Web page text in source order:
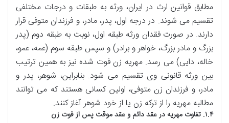
مطابق قوانین ارث در ایران، ورثه به طبقات و درجات مختلفی
تقسیم می شوند. در درجه اول، پدر، مادر، و فرزندان متوفی قرار
دارند. در صورت فقدان ورثه طبقه اول، نوبت به طبقه دوم (پدر
بزرگ و مادر بزرگ، خواهر و برادر) و سپس طبقه سوم (عمه، عمو،
خاله، دایی) می رسد. مهریه زن فوت شده نیز به همین ترتیب
بین ورثه قانونی وی تقسیم می شود. بنابراین، شوهر، پدر و
مادر، و فرزندان زن متوفی، اولین کسانی هستند که می توانند
مطالبه مهریه را از ترکه زن یا از خود شوهر آغاز کنند.
۱.۴. تفاوت مهریه در عقد دائم و عقد موقت پس از فوت زن